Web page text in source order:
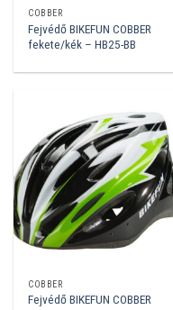
COBBER
Fejvédő BIKEFUN COBBER
fekete/kék – HB25-BB
COBBER
Fejvédő BIKEFUN COBBER